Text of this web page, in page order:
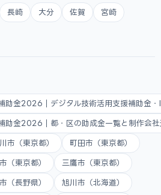
長崎 大分 佐賀 宮崎
助金2026｜デジタル技術活用支援補助金
助金2026｜都・区の助成金一覧と制作会
市（東京都） 町田市（東京都）
（東京都） 三鷹市（東京都）
（長野県） 旭川市（北海道）